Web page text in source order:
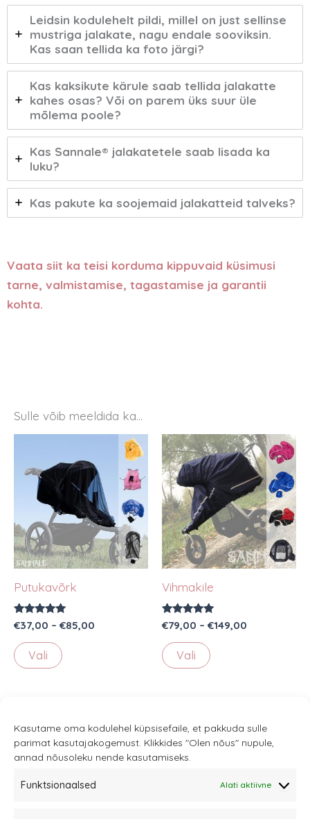
Kasutame oma kodulehel küpsisefaile, et pakkuda sulle
parimat kasutajakogemust. Klikkides "Olen nõus" nupule,
annad nõusoleku nende kasutamiseks.
Funktsionaalsed Alati aktiivne
Leidsin kodulehelt pildi, millel on just sellinse
mustriga jalakate, nagu endale sooviksin.
Kas saan tellida ka foto järgi?
Kas kaksikute kärule saab tellida jalakatte
kahes osas? Või on parem üks suur üle
mõlema poole?
Kas Sannale® jalakatetele saab lisada ka
luku?
Kas pakute ka soojemaid jalakatteid talveks?
Vaata siit ka teisi korduma kippuvaid küsimusi
tarne, valmistamise, tagastamise ja garantii
kohta.
Sulle võib meeldida ka…
Putukavõrk
Hinnanguga
5.00
/ 5
€37,00 – €85,00 Hinnavahemik:
Vali
varianti.
Valikuid
saab
teha
Vihmakile
Hinnanguga
5.00
/ 5
€79,00 – €149,00
Vali
varianti.
Valikuid
teha